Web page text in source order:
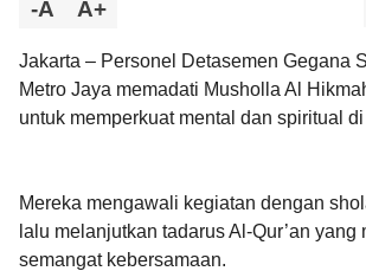
-A A+
Jakarta – Personel Detasemen Gegana
Metro Jaya memadati Musholla Al
untuk memperkuat mental dan spiritual
Mereka mengawali kegiatan dengan
lalu melanjutkan tadarus Al-Qur’an yang
semangat kebersamaan.